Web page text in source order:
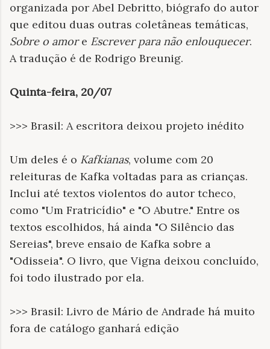
organizada por Abel Debritto, biógrafo do autor
que editou duas outras coletâneas temáticas,
Sobre o amore Escrever para não enlouquecer.
A tradução é de Rodrigo Breunig.
Quinta-feira, 20/07
>>> Brasil: A escritora deixou projeto inédito
Um deles é o Kafkianas, volume com 20
releituras de Kafka voltadas para as crianças.
Inclui até textos violentos do autor tcheco,
como "Um Fratricídio" e "O Abutre." Entre os
textos escolhidos, há ainda "O Silêncio das
Sereias", breve ensaio de Kafka sobre a
"Odisseia". O livro, que Vigna deixou concluído,
foi todo ilustrado por ela.
>>> Brasil: Livro de Mário de Andrade há muito
fora de catálogo ganhará edição